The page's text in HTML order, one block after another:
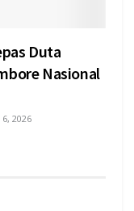
Duta
Nasional
2026